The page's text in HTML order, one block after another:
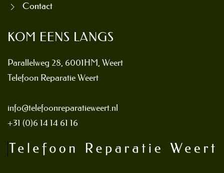
Contact
KOM EENS LANGS
Parallelweg 28, 6001HM, Weert
Telefoon Reparatie Weert
info@telefoonreparatieweert.nl
+31 (0)6 14 14 61 16